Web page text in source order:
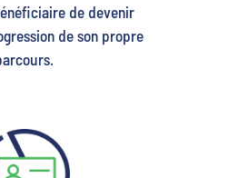
de devenir
de son propre